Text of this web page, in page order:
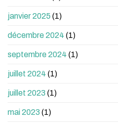
janvier 2025 (1)
décembre 2024 (1)
septembre 2024 (1)
juillet 2024 (1)
juillet 2023 (1)
mai 2023 (1)